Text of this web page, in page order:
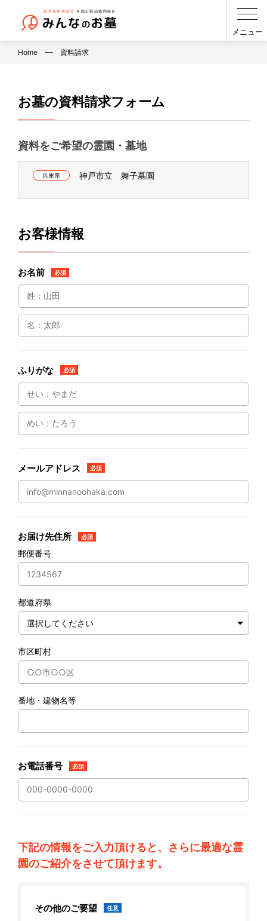
メニュー
Home 資料請求
お墓の資料請求フォーム
資料をご希望の霊園・墓地
兵庫県 神戸市立 舞子墓園
お客様情報
お名前 必須
ふりがな 必須
メールアドレス 必須
お届け先住所 必須
郵便番号
都道府県
市区町村
番地・建物名等
お電話番号 必須
下記の情報をご入力頂けると、さらに最適な霊
園のご紹介をさせて頂けます。
その他のご要望 任意